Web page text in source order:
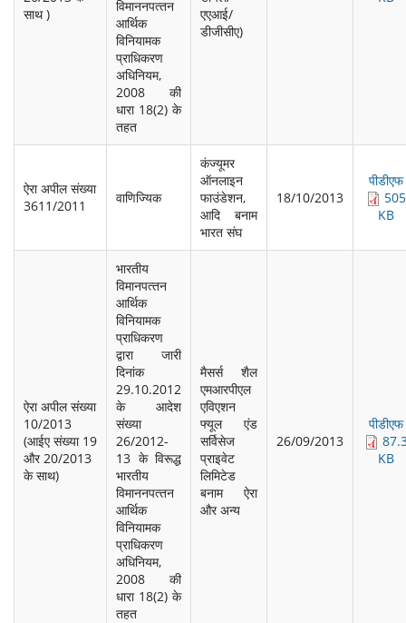
साथ )
विमाननपत्‍तन
आर्थिक
विनियामक
प्राधिकरण
अधिनियम,
2008 की
धारा 18(2) के
तहत
एएआई/
डीजीसीए)
ऐरा अपील संख्‍या
3611/2011
वाणिज्यिक
कंज्‍यूमर
ऑनलाइन
फाउंडेशन,
आदि बनाम
भारत संघ
18/10/2013
पीडीएफ
505
KB
ऐरा अपील संख्‍या
10/2013
(आईए संख्‍या 19
और 20/2013
के साथ)
भारतीय
विमानपत्‍तन
आर्थिक
विनियामक
प्राधिकरण
द्वारा जारी
दिनांक
29.10.2012
के आदेश
संख्‍या
26/2012-
13 के विरूद्ध
भारतीय
विमाननपत्‍तन
आर्थिक
विनियामक
प्राधिकरण
अधिनियम,
2008 की
धारा 18(2) के
तहत
मैसर्स शैल
एमआरपीएल
एविएशन
फ्यूल एंड
सर्विसेज
प्राइवेट
लिमिटेड
बनाम ऐरा
और अन्‍य
26/09/2013
पीडीएफ
KB